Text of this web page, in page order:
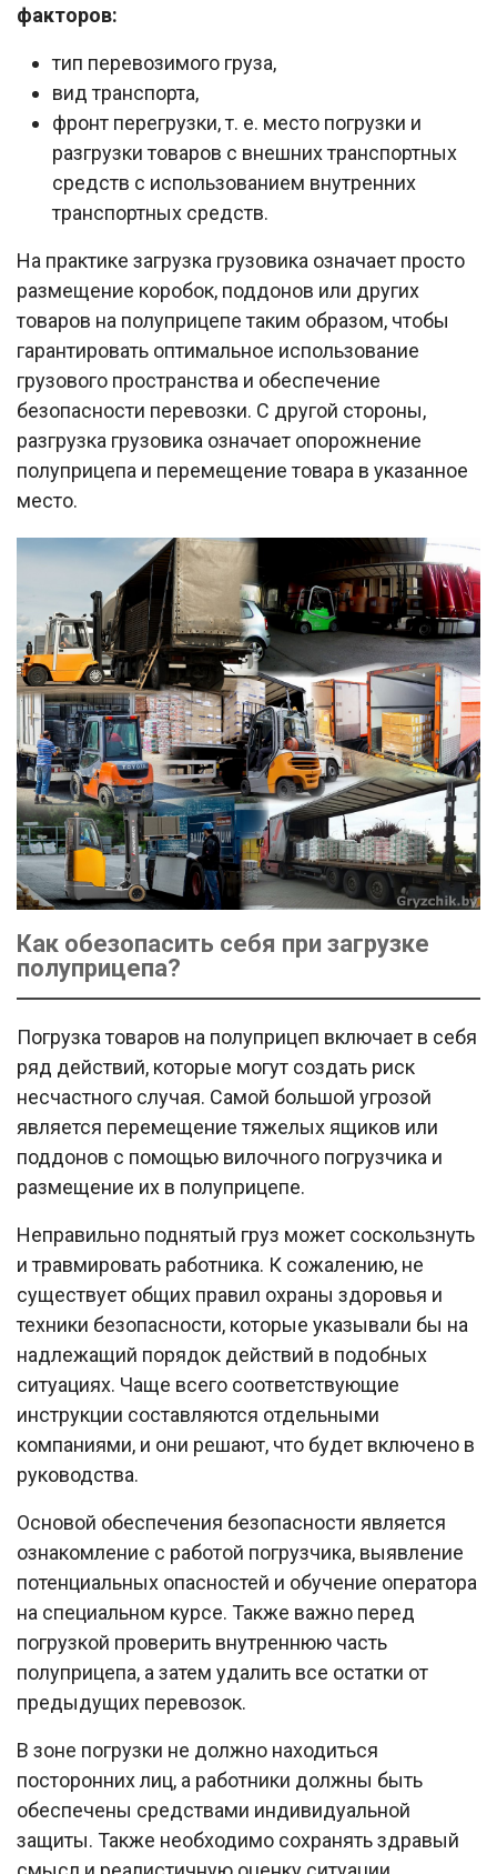
факторов:
тип перевозимого груза,
вид транспорта,
фронт перегрузки, т. е. место погрузки и
разгрузки товаров с внешних транспортных
средств с использованием внутренних
транспортных средств.
На практике загрузка грузовика означает просто
размещение коробок, поддонов или других
товаров на полуприцепе таким образом, чтобы
гарантировать оптимальное использование
грузового пространства и обеспечение
безопасности перевозки. С другой стороны,
разгрузка грузовика означает опорожнение
полуприцепа и перемещение товара в указанное
место.
Как обезопасить себя при загрузке
полуприцепа?
Погрузка товаров на полуприцеп включает в себя
ряд действий, которые могут создать риск
несчастного случая. Самой большой угрозой
является перемещение тяжелых ящиков или
поддонов с помощью вилочного погрузчика и
размещение их в полуприцепе.
Неправильно поднятый груз может соскользнуть
и травмировать работника. К сожалению, не
существует общих правил охраны здоровья и
техники безопасности, которые указывали бы на
надлежащий порядок действий в подобных
ситуациях. Чаще всего соответствующие
инструкции составляются отдельными
компаниями, и они решают, что будет включено в
руководства.
Основой обеспечения безопасности является
ознакомление с работой погрузчика, выявление
потенциальных опасностей и обучение оператора
на специальном курсе. Также важно перед
погрузкой проверить внутреннюю часть
полуприцепа, а затем удалить все остатки от
предыдущих перевозок.
В зоне погрузки не должно находиться
посторонних лиц, а работники должны быть
обеспечены средствами индивидуальной
защиты. Также необходимо сохранять здравый